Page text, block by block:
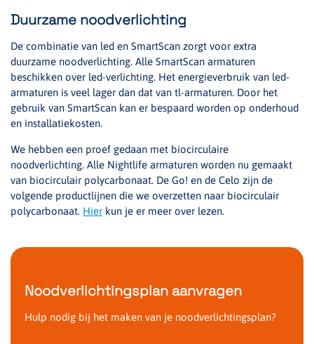
Duurzame noodverlichting
De combinatie van led en SmartScan zorgt voor extra
duurzame noodverlichting. Alle SmartScan armaturen
beschikken over led-verlichting. Het energieverbruik van led-
armaturen is veel lager dan dat van tl-armaturen. Door het
gebruik van SmartScan kan er bespaard worden op onderhoud
en installatiekosten.
We hebben een proef gedaan met biocirculaire
noodverlichting. Alle Nightlife armaturen worden nu gemaakt
van biocirculair polycarbonaat. De Go! en de Celo zijn de
volgende productlijnen die we overzetten naar biocirculair
polycarbonaat. Hier kun je er meer over lezen.
Noodverlichtingsplan aanvragen
Hulp nodig bij het maken van je noodverlichtingsplan?